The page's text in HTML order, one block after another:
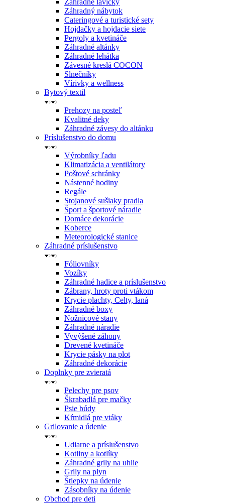
Záhradné lavičky
Záhradný nábytok
Cateringové a turistické sety
Hojdačky a hojdacie siete
Pergoly a kvetináče
Záhradné altánky
Záhradné lehátka
Závesné kreslá COCON
Slnečníky
Vírivky a wellness
Bytový textil
Prehozy na posteľ
Kvalitné deky
Záhradné závesy do altánku
Príslušenstvo do domu
Výrobníky ľadu
Klimatizácia a ventilátory
Poštové schránky
Nástenné hodiny
Regále
Stojanové sušiaky pradla
Šport a športové náradie
Domáce dekorácie
Koberce
Meteorologické stanice
Záhradné príslušenstvo
Fóliovníky
Vozíky
Záhradné hadice a príslušenstvo
Zábrany, hroty proti vtákom
Krycie plachty, Celty, laná
Záhradné boxy
Nožnicové stany
Záhradné náradie
Vyvýšené záhony
Drevené kvetináče
Krycie pásky na plot
Záhradné dekorácie
Doplnky pre zvieratá
Pelechy pre psov
Škrabadlá pre mačky
Psie búdy
Kŕmidlá pre vtáky
Grilovanie a údenie
Udiarne a príslušenstvo
Kotliny a kotlíky
Záhradné grily na uhlie
Grily na plyn
Štiepky na údenie
Zásobníky na údenie
Obchod pre deti